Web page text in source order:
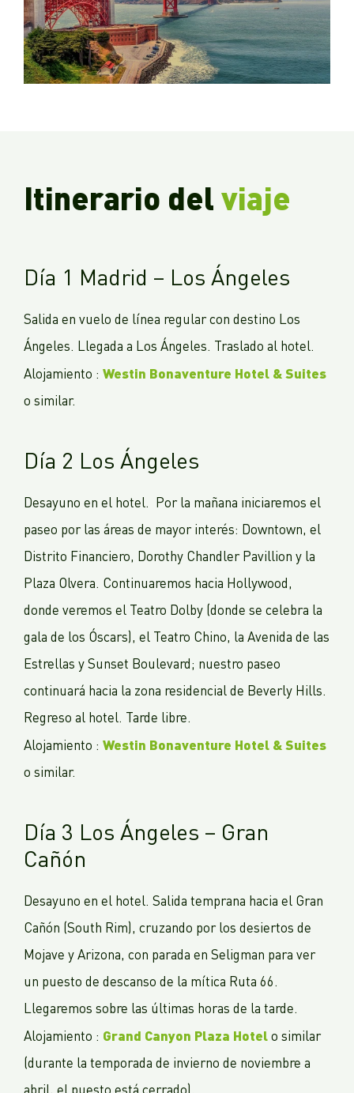
Itinerario del viaje
Día 1 Madrid – Los Ángeles
Salida en vuelo de línea regular con destino Los
Ángeles. Llegada a Los Ángeles. Traslado al hotel.
Alojamiento : Westin Bonaventure Hotel & Suites
o similar.
Día 2 Los Ángeles
Desayuno en el hotel. Por la mañana iniciaremos el
paseo por las áreas de mayor interés: Downtown, el
Distrito Financiero, Dorothy Chandler Pavillion y la
Plaza Olvera. Continuaremos hacia Hollywood,
donde veremos el Teatro Dolby (donde se celebra la
gala de los Óscars), el Teatro Chino, la Avenida de las
Estrellas y Sunset Boulevard; nuestro paseo
continuará hacia la zona residencial de Beverly Hills.
Regreso al hotel. Tarde libre.
Alojamiento : Westin Bonaventure Hotel & Suites
o similar.
Día 3 Los Ángeles – Gran
Cañón
Desayuno en el hotel. Salida temprana hacia el Gran
Cañón (South Rim), cruzando por los desiertos de
Mojave y Arizona, con parada en Seligman para ver
un puesto de descanso de la mítica Ruta 66.
Llegaremos sobre las últimas horas de la tarde.
Alojamiento : Grand Canyon Plaza Hotelo similar
(durante la temporada de invierno de noviembre a
abril, el puesto está cerrado).